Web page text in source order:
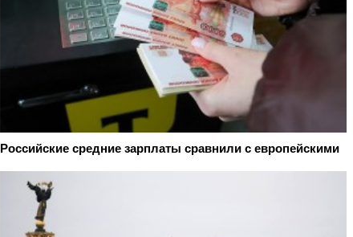
Российские средние зарплаты сравнили с европейскими